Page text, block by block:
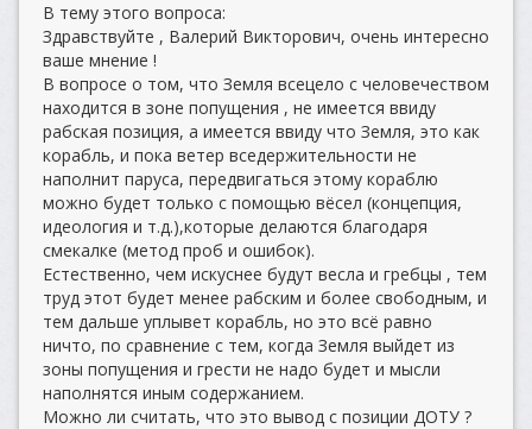
В тему этого вопроса:
Здравствуйте , Валерий Викторович, очень интересно
ваше мнение !
В вопросе о том, что Земля всецело с человечеством
находится в зоне попущения , не имеется ввиду
рабская позиция, а имеется ввиду что Земля, это как
корабль, и пока ветер вседержительности не
наполнит паруса, передвигаться этому кораблю
можно будет только с помощью вёсел (концепция,
идеология и т.д.),которые делаются благодаря
смекалке (метод проб и ошибок).
Естественно, чем искуснее будут весла и гребцы , тем
труд этот будет менее рабским и более свободным, и
тем дальше уплывет корабль, но это всё равно
ничто, по сравнение с тем, когда Земля выйдет из
зоны попущения и грести не надо будет и мысли
наполнятся иным содержанием.
Можно ли считать, что это вывод с позиции ДОТУ ?